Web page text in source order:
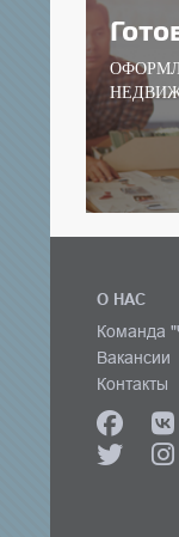
О НАС
Команда
Вакансии
Контакты